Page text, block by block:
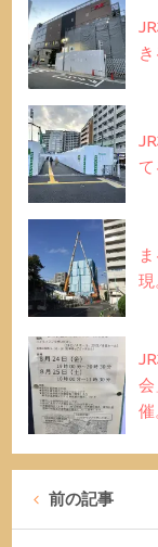
て
現
会
催
前の記事